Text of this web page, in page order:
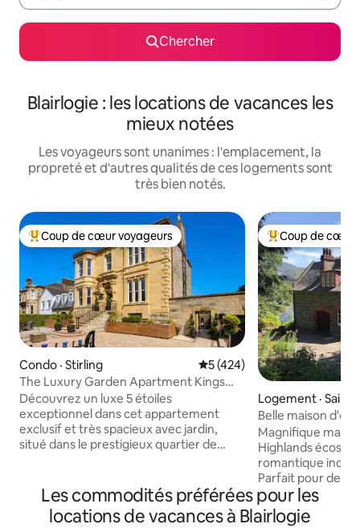
Chercher
Blairlogie : les locations de vacances les
mieux notées
Les voyageurs sont unanimes : l'emplacement, la
propreté et d'autres qualités de ces logements sont
très bien notés.
Coup de cœur voyageurs parmi les plus aimés
Coup de cœur voyageurs
Condo · Stirling Note moyenne de 5 sur 5,
5 (424)
The Luxury Garden Apartment Kings
Park Stirling
Découvrez un luxe 5 étoiles
exceptionnel dans cet appartement
exclusif et très spacieux avec jardin,
situé dans le prestigieux quartier de
surdimensionnées, de 3 salles de bain
design, dont un hammam privé avec
télévision et éclairage d'ambiance, ainsi
Coup de cœur
Coup de cœur
Logement · Saint
Belle maison
magnifique
Magnifique
Highlands
romantique
Parfait pour de
courte escapade
amis, une
une lune de miel! Ou simplement pour
Les commodités préférées pour les
locations de vacances à Blairlogie